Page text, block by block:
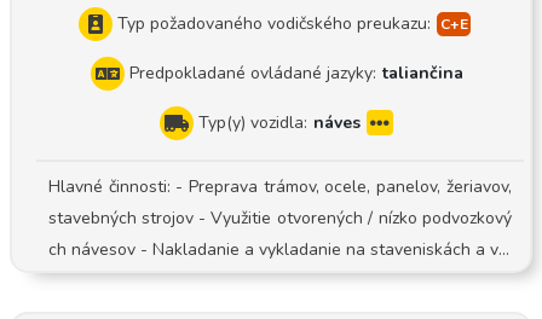
me mohli spolupracovať? Vodičský preukaz kategórie CE +
ať zadanú trasu Schopnosť samostatne a presne viesť a vy
plniť cestovný list a CMR 1 rok praxe s chladeným ťahačom
Spoľahlivý, náročný na seba aj na svoje okolie Je schopný u
držiavať v čistote seba aj svoje pracovné prostriedky Smartf
ón, ktorý robí čitateľné fotografie, a schopnosť používať apli
kácie Viber, WhatsApp, Messenger alebo Skype, vyhľadáva
Typ požadovaného vodičského preukazu:
Predpokladané ovládané jazyky: taliančina
Typ(y) vozidla: náves
Hlavné činnosti: - Preprava trámov, ocele, panelov, žeriavov,
stavebných strojov - Využitie otvorených / nízko podvozkový
ch návesov - Nakladanie a vykladanie na staveniskách a v s
trojárskych podnikoch - Dodržiavanie bezpečnostných postu